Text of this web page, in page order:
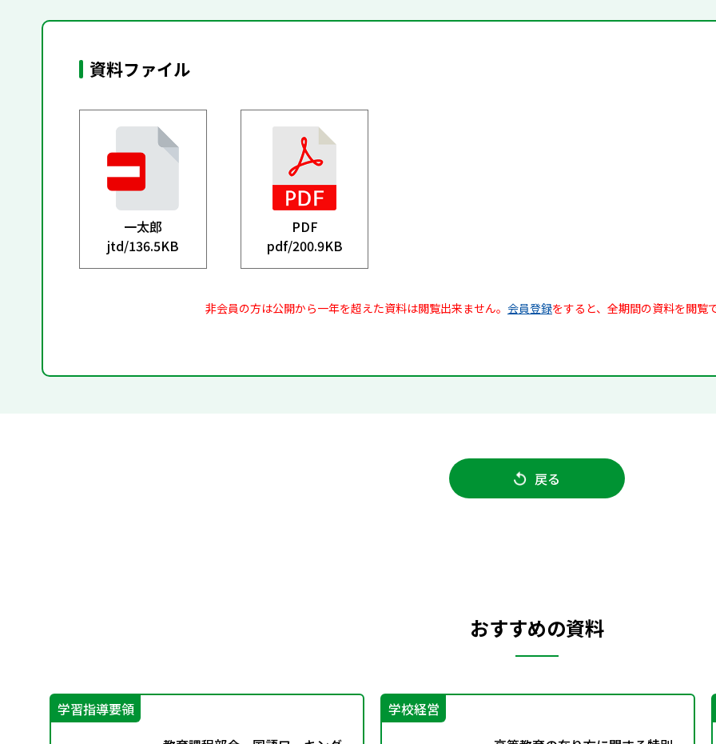
資料ファイル
一太郎
jtd/136.5KB
PDF
pdf/200.9KB
非会員の方は公開から一年を超えた資料は閲覧出来ません。 会員登録をすると、全期間の資料を閲覧
戻る
おすすめの資料
学習指導要領
学校経営